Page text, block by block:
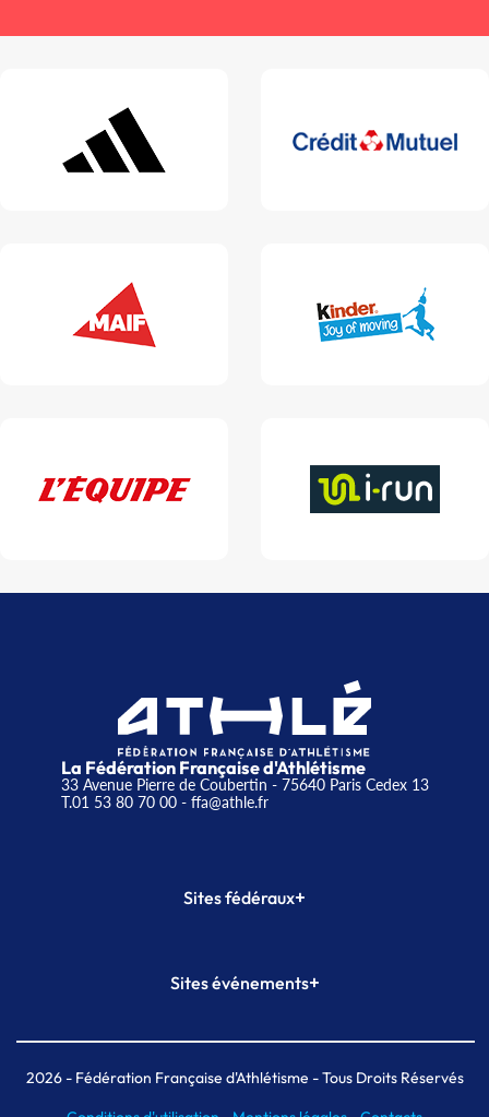
La Fédération Française d'Athlétisme
33 Avenue Pierre de Coubertin - 75640 Paris Cedex 13
T.01 53 80 70 00- ffa@athle.fr
Sites fédéraux+
Plateforme Formation
Sites événements+
Meeting de Paris indoor
MAIF Ekiden de Paris
2026- Fédération Française d'Athlétisme - Tous Droits Réservés